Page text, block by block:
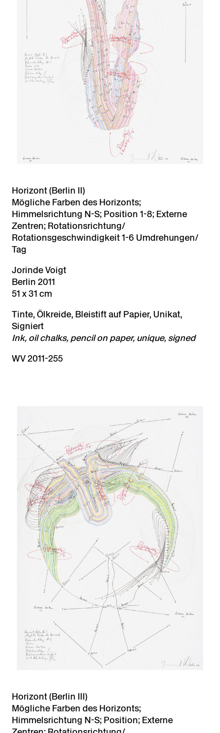
Horizont (Berlin II)
Mögliche Farben des Horizonts;
Himmelsrichtung N-S; Position 1-8; Externe
Zentren; Rotationsrichtung/
Rotationsgeschwindigkeit 1-6 Umdrehungen/
Tag
Jorinde Voigt
Berlin 2011
51 x 31 cm
Tinte, Ölkreide, Bleistift auf Papier, Unikat,
Signiert
Ink, oil chalks, pencil on paper, unique, signed
WV 2011-255
Horizont (Berlin III)
Mögliche Farben des Horizonts;
Himmelsrichtung N-S; Position; Externe